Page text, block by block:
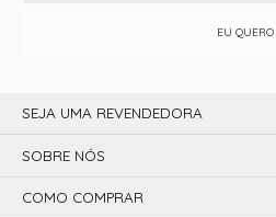
EU QUERO
SEJA UMA REVENDEDORA
SOBRE NÓS
COMO COMPRAR